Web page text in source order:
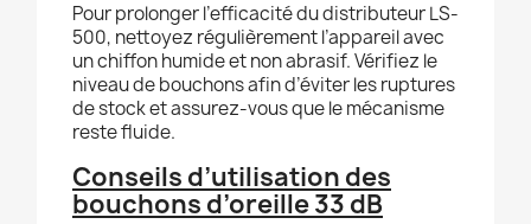
Pour prolonger l’efficacité du distributeur LS-
500, nettoyez régulièrement l’appareil avec
un chiffon humide et non abrasif. Vérifiez le
niveau de bouchons afin d’éviter les ruptures
de stock et assurez-vous que le mécanisme
reste fluide.
Conseils d’utilisation des
bouchons d’oreille 33 dB